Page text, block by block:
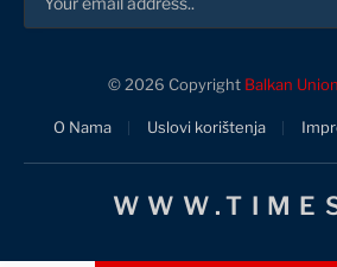
© 2026 Copyright Balkan
O Nama Uslovi korištenja